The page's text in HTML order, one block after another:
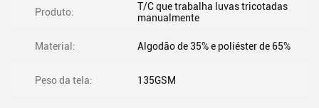
Produto:
T/C que trabalha luvas tricotadas
manualmente
Material: Algodão de 35% e poliéster de 65%
Peso da tela: 135GSM